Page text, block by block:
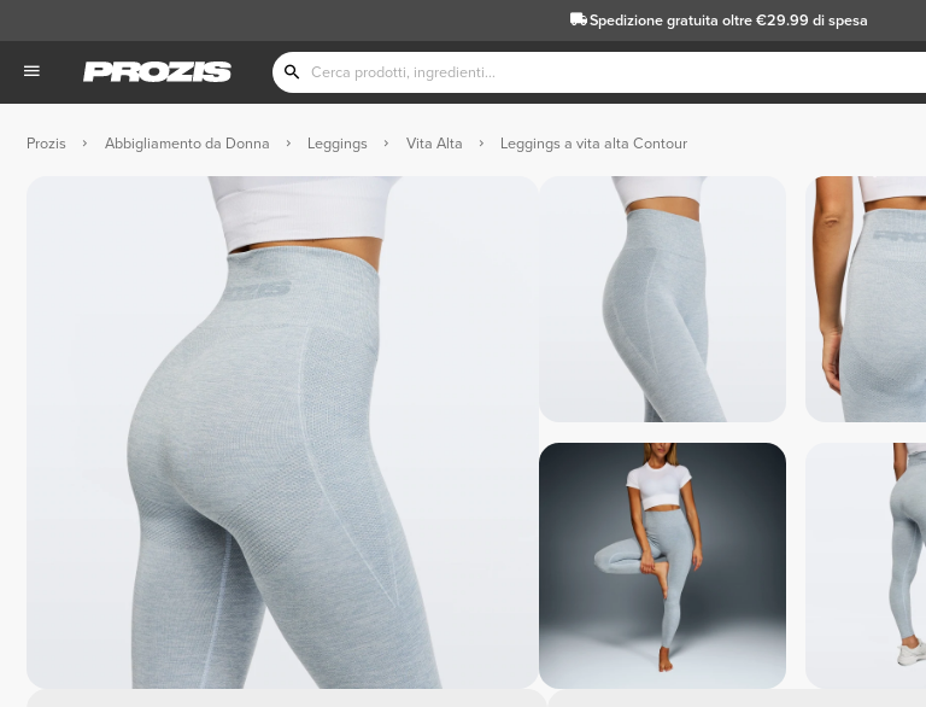
Spedizione gratuita oltre €29.99 di spesa
Prozis Abbigliamento da Donna Leggings Vita Alta Leggings a vita alta Contour
Grigio scuro Nero melange